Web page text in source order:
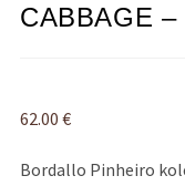
CABBAGE –
62.00€
Bordallo Pinheiro